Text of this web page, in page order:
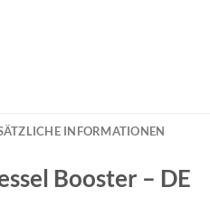
INFORMATIONEN
Booster – DE